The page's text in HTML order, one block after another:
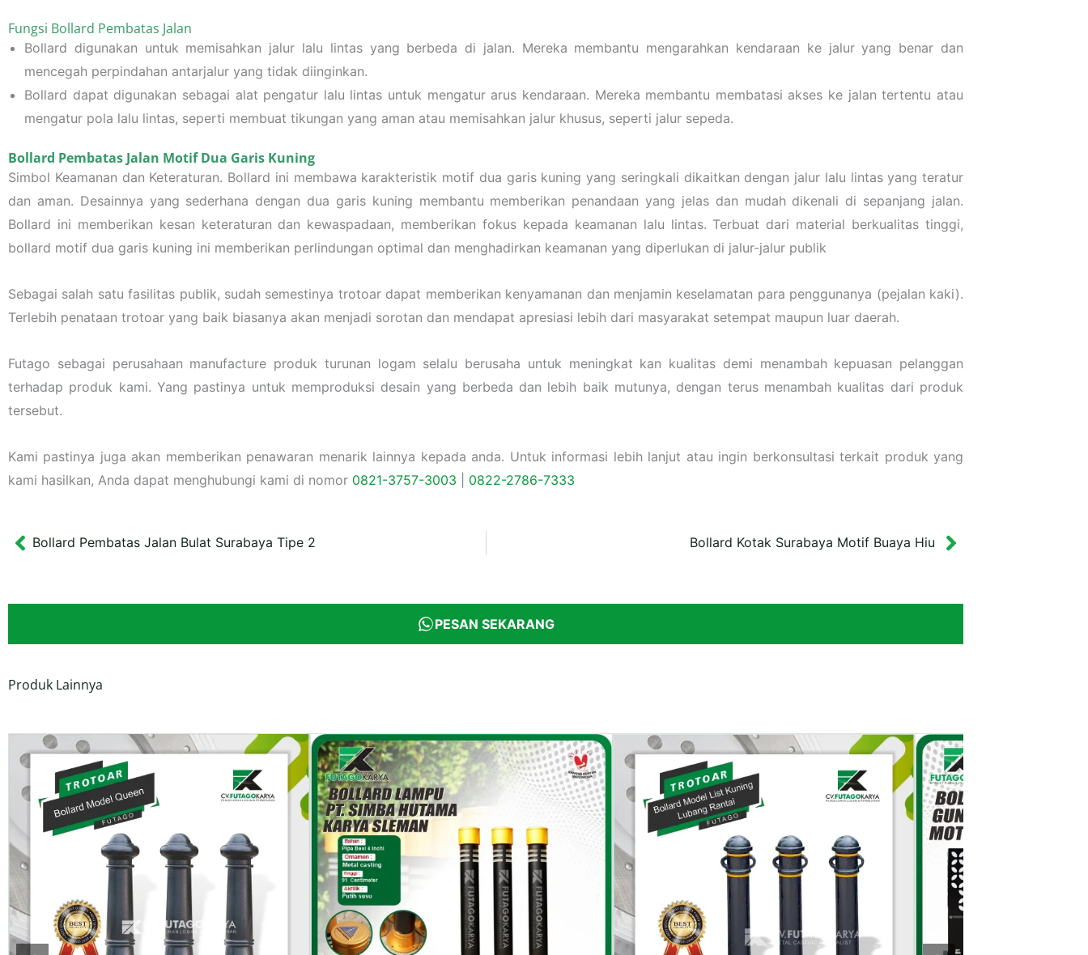
Fungsi Bollard Pembatas Jalan
Bollard digunakan untuk memisahkan jalur lalu lintas yang berbeda di jalan. Mereka membantu mengarahkan kendaraan ke jalur yang benar dan
mencegah perpindahan antarjalur yang tidak diinginkan.
Bollard dapat digunakan sebagai alat pengatur lalu lintas untuk mengatur arus kendaraan. Mereka membantu membatasi akses ke jalan tertentu atau
mengatur pola lalu lintas, seperti membuat tikungan yang aman atau memisahkan jalur khusus, seperti jalur sepeda.
Bollard Pembatas Jalan Motif Dua Garis Kuning
Simbol Keamanan dan Keteraturan. Bollard ini membawa karakteristik motif dua garis kuning yang seringkali dikaitkan dengan jalur lalu lintas yang teratur
dan aman. Desainnya yang sederhana dengan dua garis kuning membantu memberikan penandaan yang jelas dan mudah dikenali di sepanjang jalan.
Bollard ini memberikan kesan keteraturan dan kewaspadaan, memberikan fokus kepada keamanan lalu lintas. Terbuat dari material berkualitas tinggi,
bollard motif dua garis kuning ini memberikan perlindungan optimal dan menghadirkan keamanan yang diperlukan di jalur-jalur publik
Sebagai salah satu fasilitas publik, sudah semestinya trotoar dapat memberikan kenyamanan dan menjamin keselamatan para penggunanya (pejalan kaki).
Terlebih penataan trotoar yang baik biasanya akan menjadi sorotan dan mendapat apresiasi lebih dari masyarakat setempat maupun luar daerah.
Futago sebagai perusahaan manufacture produk turunan logam selalu berusaha untuk meningkat kan kualitas demi menambah kepuasan pelanggan
terhadap produk kami. Yang pastinya untuk memproduksi desain yang berbeda dan lebih baik mutunya, dengan terus menambah kualitas dari produk
tersebut.
Kami pastinya juga akan memberikan penawaran menarik lainnya kepada anda. Untuk informasi lebih lanjut atau ingin berkonsultasi terkait produk yang
kami hasilkan, Anda dapat menghubungi kami di nomor 0821-3757-3003 0822-2786-7333
Prev
Bollard Pembatas Jalan Bulat Surabaya Tipe 2 Bollard Kotak Surabaya Motif Buaya Hiu Next
PESAN SEKARANG
Produk Lainnya